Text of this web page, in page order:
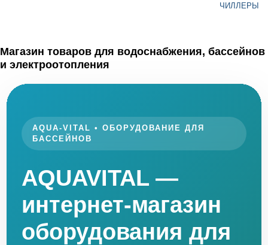
ЧИЛЛЕРЫ
Магазин товаров для водоснабжения, бассейнов
и электроотопления
AQUA-VITAL • ОБОРУДОВАНИЕ ДЛЯ
БАССЕЙНОВ
AQUAVITAL —
интернет-магазин
оборудования для